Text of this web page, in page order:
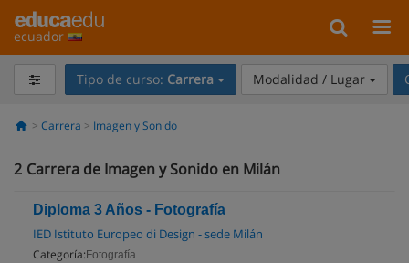
ecuador
Tipo de curso: Carrera Modalidad / Lugar
Carrera Imagen y Sonido
2 Carrera de Imagen y Sonido en Milán
Diploma 3 Años - Fotografía
IED Istituto Europeo di Design - sede Milán
Categoría: Fotografía